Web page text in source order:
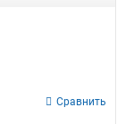
Сравнить